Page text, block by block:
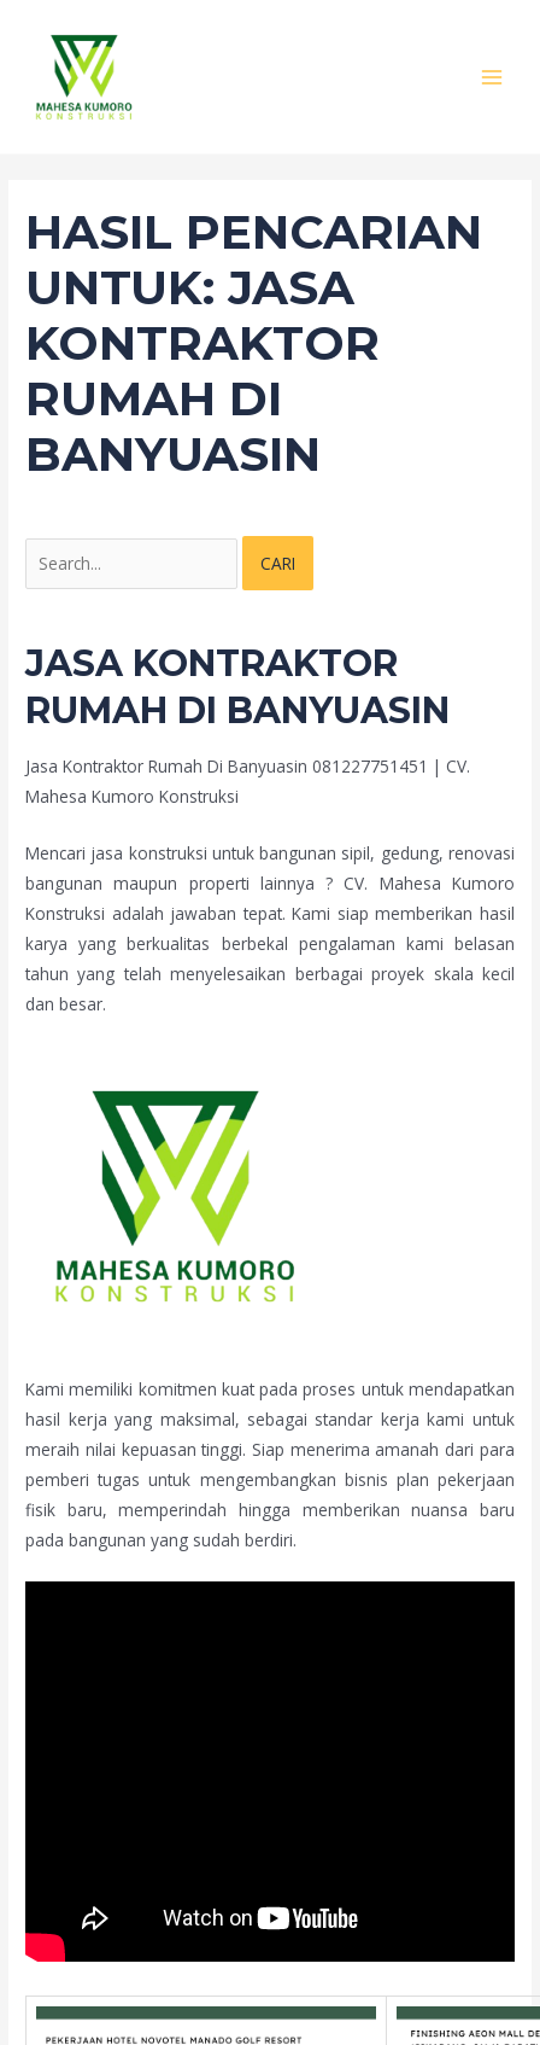
HASIL PENCARIAN
UNTUK:JASA
KONTRAKTOR
RUMAH DI
BANYUASIN
untuk:
JASA KONTRAKTOR
RUMAH DI BANYUASIN
Jasa Kontraktor Rumah Di Banyuasin 081227751451 | CV.
Mahesa Kumoro Konstruksi
Mencari jasa konstruksi untuk bangunan sipil, gedung, renovasi
bangunan maupun properti lainnya ? CV. Mahesa Kumoro
Konstruksi adalah jawaban tepat. Kami siap memberikan hasil
karya yang berkualitas berbekal pengalaman kami belasan
tahun yang telah menyelesaikan berbagai proyek skala kecil
dan besar.
Kami memiliki komitmen kuat pada proses untuk mendapatkan
hasil kerja yang maksimal, sebagai standar kerja kami untuk
meraih nilai kepuasan tinggi. Siap menerima amanah dari para
pemberi tugas untuk mengembangkan bisnis plan pekerjaan
fisik baru, memperindah hingga memberikan nuansa baru
pada bangunan yang sudah berdiri.